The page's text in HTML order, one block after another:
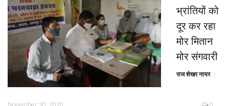
भ्रांतियों को
दूर कर रहा
मोर मितान
मोर संगवारी
राज शेखर नायर